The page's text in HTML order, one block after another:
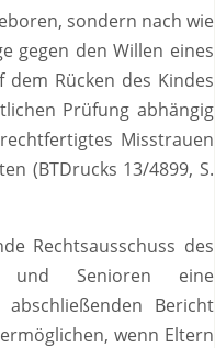
sondern nach wie
gegen den Willen eines
Rücken des Kindes
Prüfung abhängig
Misstrauen
(BTDrucks 13/4899, S.
Rechtsausschuss des
und Senioren eine
Bericht
wenn Eltern